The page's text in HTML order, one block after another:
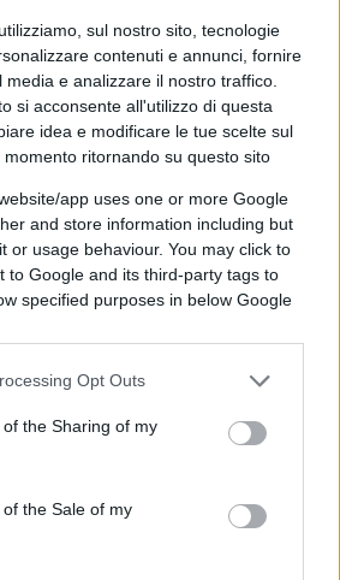
sul nostro sito, tecnologie
contenuti e annunci, fornire
e analizzare il nostro traffico.
si acconsente all'utilizzo di questa
idea e modificare le tue scelte sul
ritornando su questo sito
app uses one or more Google
and store information including but
or usage behaviour. You may click to
to Google and its third-party tags to
specified purposes in below Google
Opt Outs
the Sharing of my
the Sale of my
e giustizialista del
non è la soluzione ma il
bisogna cambiare
come si mangia, bisogna
del rospo che per invidia
fino a esplodere.
non equivale in toto al lavoro
Senza il lavoro nero, che è
bottega, lo stesso Stato
bottega. Allora, arrestare,
voler mettere le manette al
cioè fermarlo – e nel mondo ci
furbi e i ladri ma ancor più gli
quant’altro che altro non
campare.